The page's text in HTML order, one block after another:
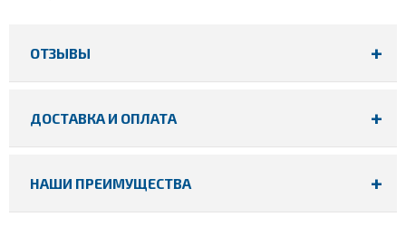
ОТЗЫВЫ
ДОСТАВКА И ОПЛАТА
НАШИ ПРЕИМУЩЕСТВА